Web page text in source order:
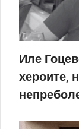
Иле
хероите,